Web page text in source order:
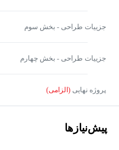
جزییات طراحی - بخش سوم
جزییات طراحی - بخش چهارم
پروژه نهایی (الزامی)
پیش‌نیاز‌ها